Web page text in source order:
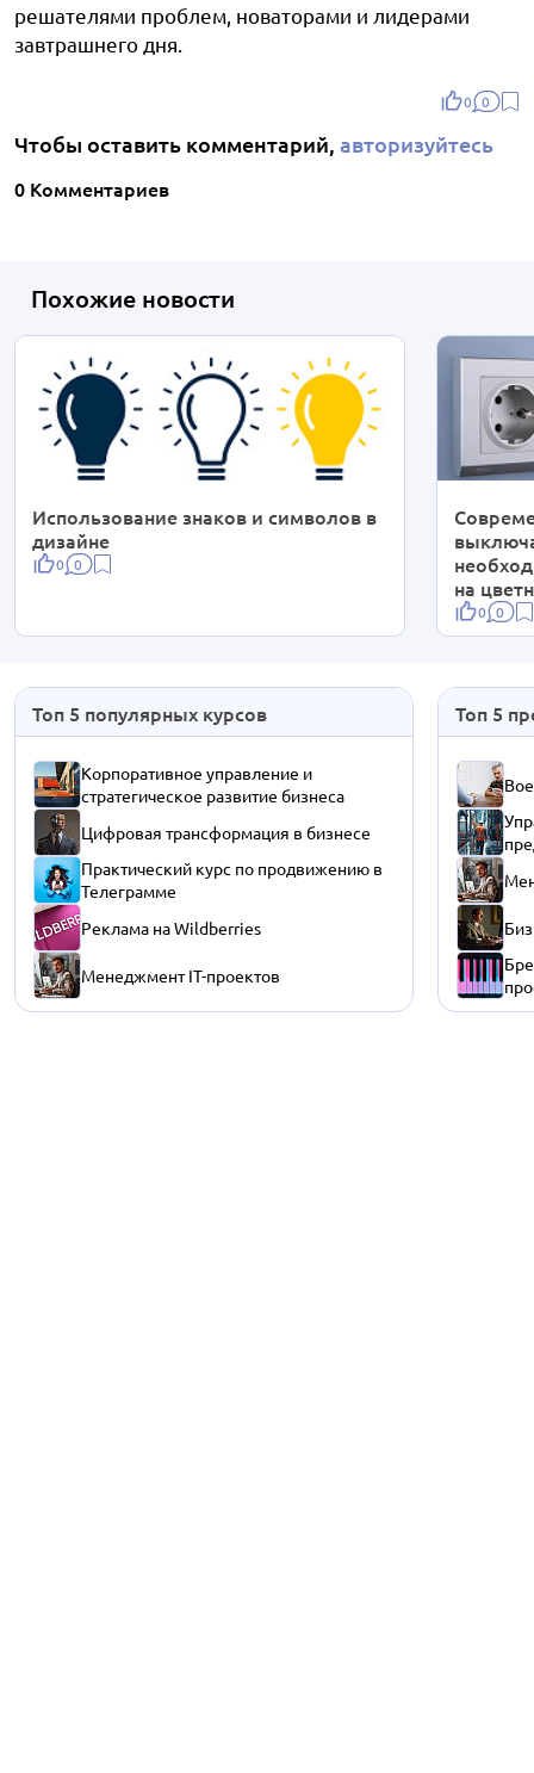
решателями проблем, новаторами и лидерами
завтрашнего дня.
0 0
Чтобы оставить комментарий, авторизуйтесь
0 Комментариев
Похожие новости
Использование знаков и символов в
дизайне
0 0
на
0 0
Топ 5 популярных курсов
Корпоративное управление и
стратегическое развитие бизнеса
Цифровая трансформация в бизнесе
Практический курс по продвижению в
Телеграмме
Реклама на Wildberries
Менеджмент IT-проектов
Топ 5